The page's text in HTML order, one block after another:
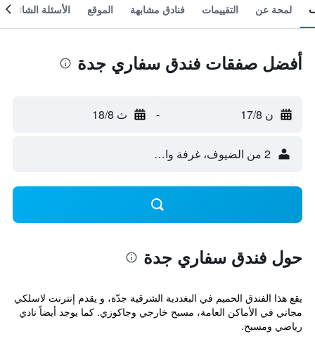
لمحة عن التقييمات فنادق مشابهة الموقع الأسئلة الشائعة
أفضل صفقات فندق سفاري جدة
ن 17/8 - ث 18/8
2 من الضيوف، غرفة واحدة
حول فندق سفاري جدة
يقع هذا الفندق الحميم في البغددية الشرقية جدّة، و يقدم إنترنت لاسلكي
مجاني في الأماكن العامة، مسبح خارجي وجاكوزي. كما يوجد أيضاً نادي
رياضي ومسبح.